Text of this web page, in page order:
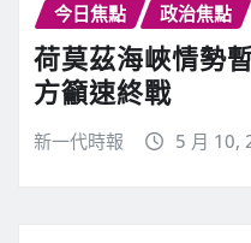
今日焦點 政治焦點
荷莫茲海峽情勢
方籲速終戰
新一代時報 5 月 10,